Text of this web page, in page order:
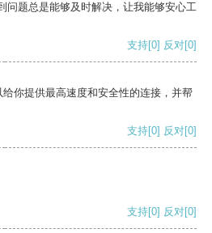
问题总是能够及时解决，让我能够安心工
支持[0] 反对[0]
你提供最高速度和安全性的连接，并帮
支持[0] 反对[0]
支持[0] 反对[0]